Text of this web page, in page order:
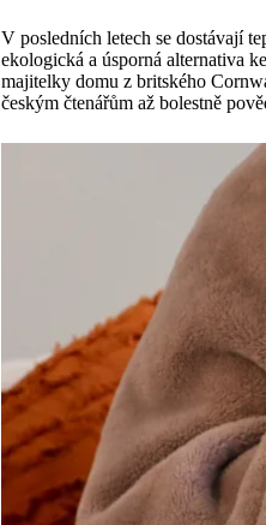
V posledních letech se dostávají
ekologická a úsporná alternativa
majitelky domu z britského
českým čtenářům až bolestně